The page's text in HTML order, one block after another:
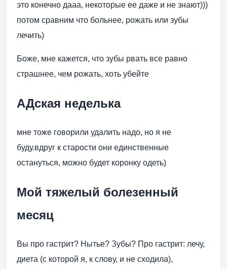
это конечно дааа, некоторые ее даже и не знают)))
потом сравним что больнее, рожать или зубы
лечить)
Боже, мне кажется, что зубы рвать все равно
страшнее, чем рожать, хоть убейте
АДская неделька
мне тоже говорили удалить надо, но я не
буду.вдруг к старости они единственные
остануться, можно будет коронку одеть)
Мой тяжелый болезенный
месяц
Вы про гастрит? Нытье? Зубы? Про гастрит: лечу,
диета (с которой я, к слову, и не сходила),